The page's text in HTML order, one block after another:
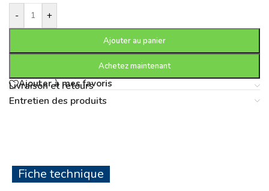
- +
Ajouter au panier
Achetez maintenant
Ajouter à mes favoris
Livraison et retours
Entretien des produits
Fiche technique